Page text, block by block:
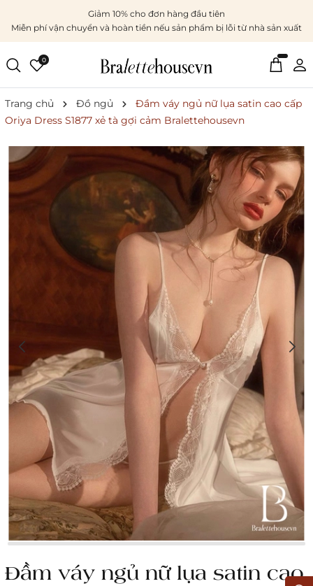
Giảm 10% cho đơn hàng đầu tiên
Miễn phí vận chuyển và hoàn tiền nếu sản phẩm bị lỗi từ nhà sản xuất
0
Trang chủ Đồ ngủ
Đầm váy ngủ nữ lụa satin cao cấp
Oriya Dress S1877 xẻ tà gợi cảm Bralettehousevn
Đầm váy ngủ nữ lụa satin cao